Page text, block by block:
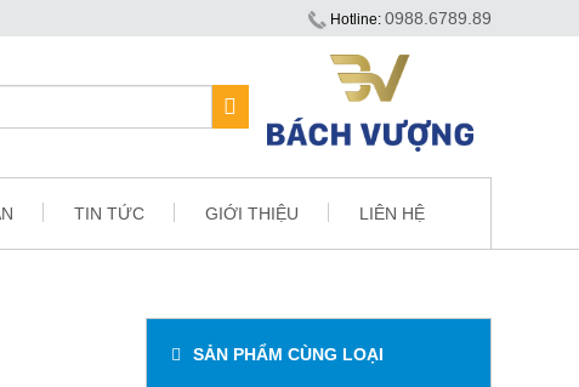
Hotline: 0988.6789.89
TIN TỨC GIỚI THIỆU LIÊN HỆ
SẢN PHẨM CÙNG LOẠI